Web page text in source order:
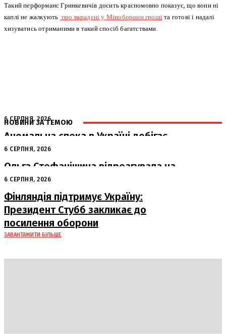
Такий перформанс Гринкевичів досить красномовно показує, що вони ні
каплі не жалкують про вкрадені у Міноборони грошіта готові і надалі
хизуватись отриманими в такий спосіб багатствами.
НОВИНИ ЗА ТЕМОЮ
6 СЕРПНЯ, 2026
Аномальна спека в Україні добігає
кінця: очікується похолодання
6 СЕРПНЯ, 2026
Ольга Стефанішина відреагувала на
підозри від НАБУ та САП
6 СЕРПНЯ, 2026
Фінляндія підтримує Україну:
Президент Стубб закликає до
посилення оборони
ЗАВАНТАЖИТИ БІЛЬШЕ